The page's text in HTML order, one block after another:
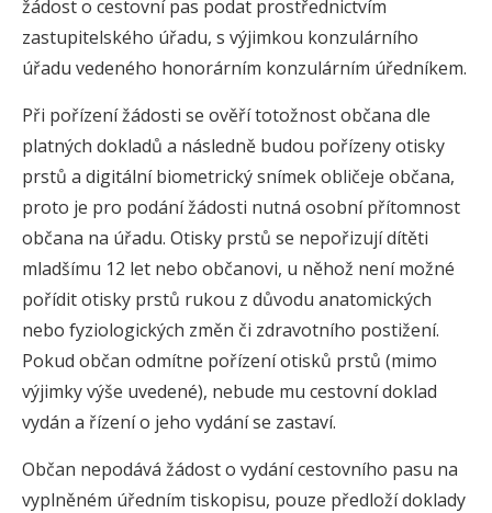
žádost o cestovní pas podat prostřednictvím
zastupitelského úřadu, s výjimkou konzulárního
úřadu vedeného honorárním konzulárním úředníkem.
Při pořízení žádosti se ověří totožnost občana dle
platných dokladů a následně budou pořízeny otisky
prstů a digitální biometrický snímek obličeje občana,
proto je pro podání žádosti nutná osobní přítomnost
občana na úřadu. Otisky prstů se nepořizují dítěti
mladšímu 12 let nebo občanovi, u něhož není možné
pořídit otisky prstů rukou z důvodu anatomických
nebo fyziologických změn či zdravotního postižení.
Pokud občan odmítne pořízení otisků prstů (mimo
výjimky výše uvedené), nebude mu cestovní doklad
vydán a řízení o jeho vydání se zastaví.
Občan nepodává žádost o vydání cestovního pasu na
vyplněném úředním tiskopisu, pouze předloží doklady